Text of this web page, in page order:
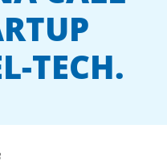
TECH.